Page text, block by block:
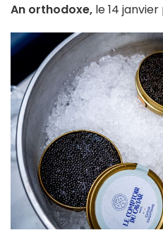
An orthodoxe, le 14